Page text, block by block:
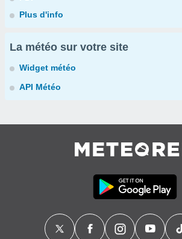
Plus d'info
La météo sur votre site
Widget météo
API Météo